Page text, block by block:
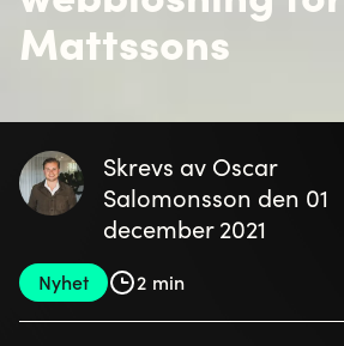
Mattssons
Skrevs av Oscar
Salomonsson den 01
december 2021
Nyhet 2 min